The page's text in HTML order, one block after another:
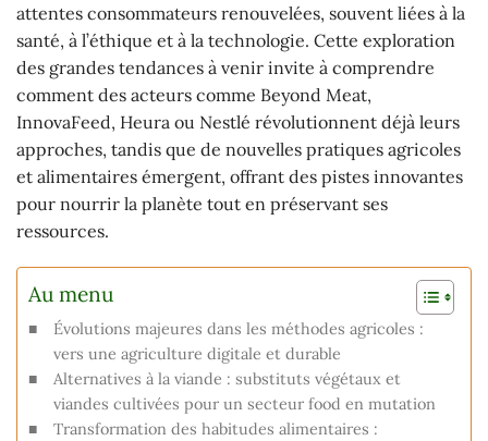
attentes consommateurs renouvelées, souvent liées à la
santé, à l’éthique et à la technologie. Cette exploration
des grandes tendances à venir invite à comprendre
comment des acteurs comme Beyond Meat,
InnovaFeed, Heura ou Nestlé révolutionnent déjà leurs
approches, tandis que de nouvelles pratiques agricoles
et alimentaires émergent, offrant des pistes innovantes
pour nourrir la planète tout en préservant ses
ressources.
Au menu
Évolutions majeures dans les méthodes agricoles :
vers une agriculture digitale et durable
Alternatives à la viande : substituts végétaux et
viandes cultivées pour un secteur food en mutation
Transformation des habitudes alimentaires :